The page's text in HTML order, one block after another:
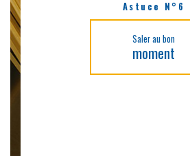
Astuce N°6
Saler au bon
moment